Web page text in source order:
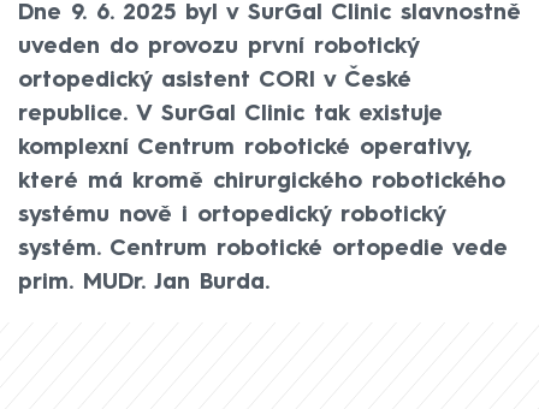
Dne 9. 6. 2025 byl v SurGal Clinic slavnostně
uveden do provozu první robotický
ortopedický asistent CORI v České
republice. V SurGal Clinic tak existuje
komplexní Centrum robotické operativy,
které má kromě chirurgického robotického
systému nově i ortopedický robotický
systém. Centrum robotické ortopedie vede
prim. MUDr. Jan Burda.